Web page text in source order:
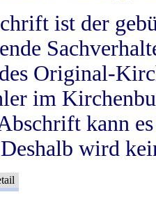
ist der
Original-
im
kann
wird